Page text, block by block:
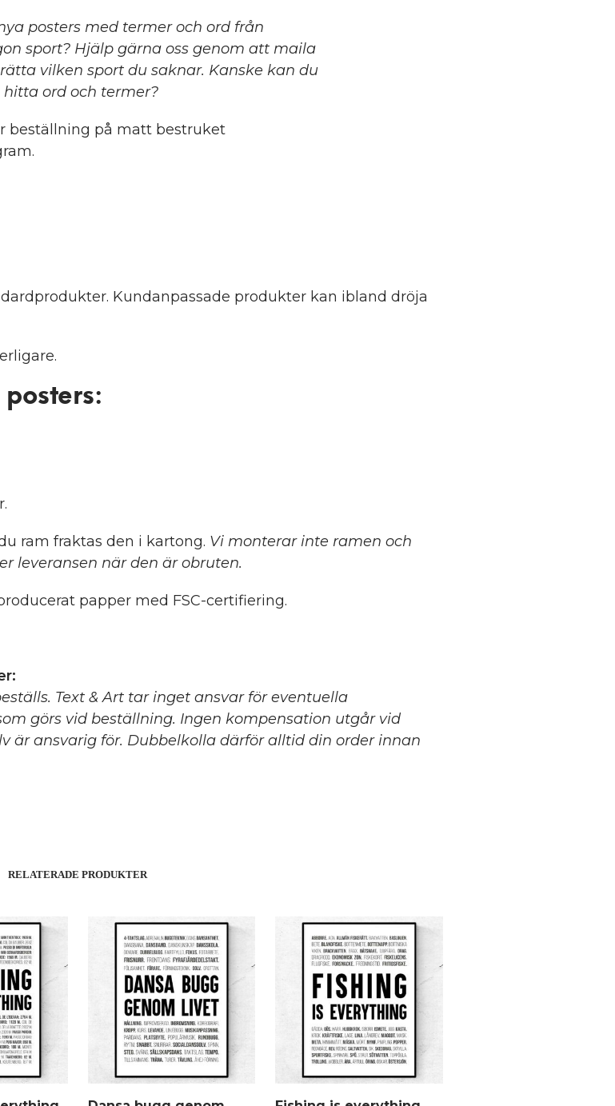
posters med termer och ord från
sport? Hjälp gärna oss genom att maila
vilken sport du saknar. Kanske kan du
ord och termer?
beställning på matt bestruket
Kundanpassade produkter kan ibland dröja
:
ram fraktas den i kartong. Vi monterar inte ramen och
leveransen när den är obruten.
papper med FSC-certifiering.
Text & Art tar inget ansvar för eventuella
görs vid beställning. Ingen kompensation utgår vid
är ansvarig för. Dubbelkolla därför alltid din order innan
RELATERADE PRODUKTER